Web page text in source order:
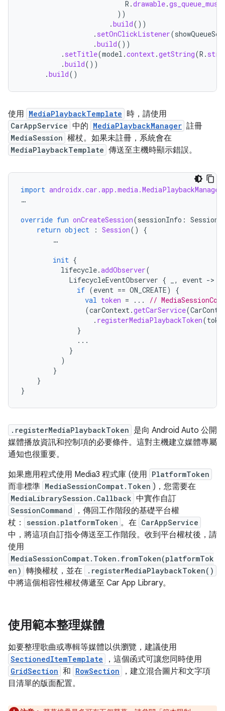
R .drawable.
))
.build())
. setOnClickListener(
.build())
. setTitle(model .context.getString(R .
.build())
.build()
使用 MediaPlaybackTemplate 時，請使用
CarAppService 中的 MediaPlaybackManager 註冊
MediaSession 權杖。如果未註冊，系統會在
MediaPlaybackTemplate 傳送至主機時顯示錯誤。
import androidx.car.app.media.MediaPlaybackManager
…
override fun onCreateSession(sessionInfo :
return object : Session()
{
…
init {
lifecycle.addObserver(
LifecycleEventObserver { , event -
if (event == ON_CREATE)
{
val token = ...
//
(carContext.getCarService(
. registerMediaPlaybackToken(
}
...
}
)
}
}
}
.registerMediaPlaybackToken 是向 Android Auto 公開
媒體播放資訊和控制項的必要條件。這對主機建立媒體專屬
通知也很重要。
如果應用程式使用 Media3 程式庫 (使用 PlatformToken
而非標準 MediaSessionCompat.Token )，您需要在
MediaLibrarySession.Callback 中實作自訂
SessionCommand
，傳回工作階段的基礎平台權
杖：
session.platformToken 。在 CarAppService
中，將這項自訂指令傳送至工作階段。收到平台權杖後，請
使用
MediaSessionCompat.Token.fromToken(platformTok
en) 轉換權杖，並在 .registerMediaPlaybackToken()
中將這個相容性權杖傳遞至 Car App Library。
使用範本整理媒體
如要整理歌曲或專輯等媒體以供瀏覽，建議使用
SectionedItemTemplate ，這個函式可讓您同時使用
GridSection 和 RowSection
，建立混合圖片和文字項
目清單的版面配置。